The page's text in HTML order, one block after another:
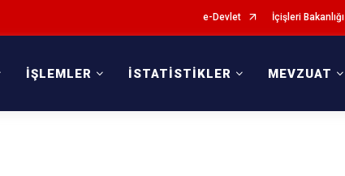
e-Devlet İçişleri Bakanlığı
İŞLEMLER İSTATİSTİKLER MEVZUAT